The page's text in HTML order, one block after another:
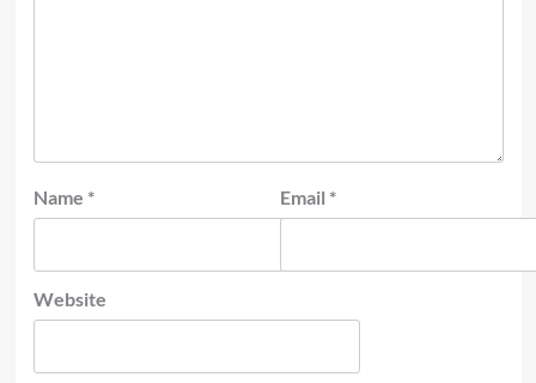
Name * Email *
Website